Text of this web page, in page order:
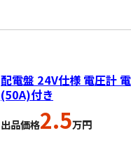
配電盤 24V仕様 電圧計
(50A)付き
出品価格2.5万円